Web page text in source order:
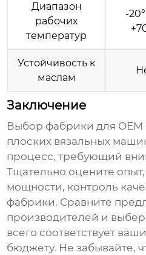
Диапазон
рабочих
температур
-
Устойчивость к
маслам
Заключение
Выбор фабрики для
плоских вязальных
процесс, требующий
Тщательно оцените
мощности, контроль
фабрики. Сравните
производителей и
всего соответствует
бюджету. Не забывайте,